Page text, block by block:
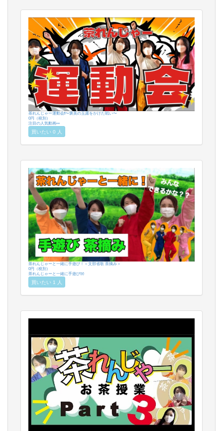
茶れんじゃー運動会❗️〜褒美の玉露をかけた戦い〜
0円（税別）
注目の人気動画👀
買いたい 0 人
茶れんじゃーと一緒に手遊び！＜文部省歌 茶摘み＞
0円（税別）
茶れんじゃーと一緒に手遊び👐
買いたい 1 人